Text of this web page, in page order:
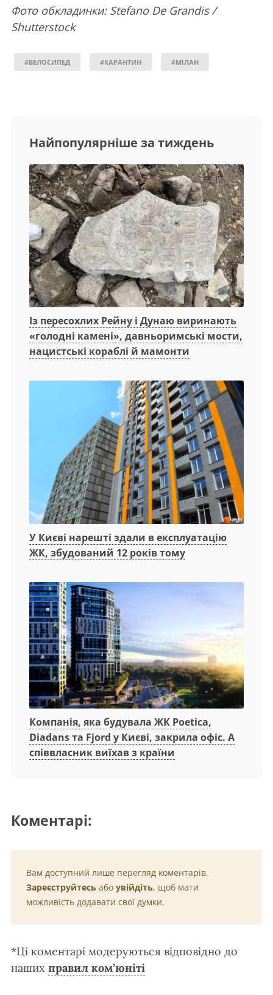
Фото обкладинки: Stefano De Grandis /
Shutterstock
#ВЕЛОСИПЕД #КАРАНТИН #МІЛАН
Найпопулярніше за тиждень
Із пересохлих Рейну і Дунаю виринають
«голодні камені», давньоримські мости,
нацистські кораблі й мамонти
У Києві нарешті здали в експлуатацію
ЖК, збудований 12 років тому
Компанія, яка будувала ЖК Poetica,
Diadans та Fjord у Києві, закрила офіс. А
співвласник виїхав з країни
Коментарі:
Вам доступний лише перегляд коментарів.
Зареєструйтесь або увійдіть, щоб мати
можливість додавати свої думки.
*Ці коментарі модеруються відповідно до
наших правил ком’юніті